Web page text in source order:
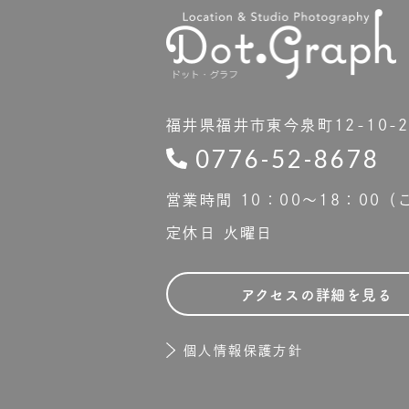
福井県福井市東今泉町12-10-2
0776-52-8678
営業時間 10：00〜18：00（ご
定休日 火曜日
アクセスの詳細を見る
個人情報保護方針